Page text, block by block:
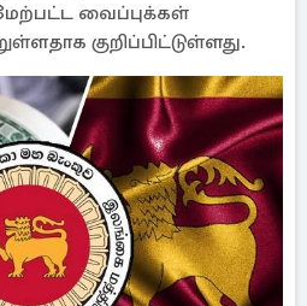
வைப்புக்கள்
குறிப்பிட்டுள்ளது.